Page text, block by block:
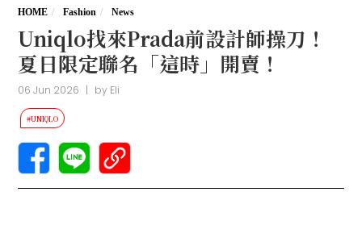
HOME Fashion News
Uniqlo找來Prada前設計師操刀！
夏日限定聯名「這時」開賣！
06 Jun 2026 | by Eli
#UNIQLO